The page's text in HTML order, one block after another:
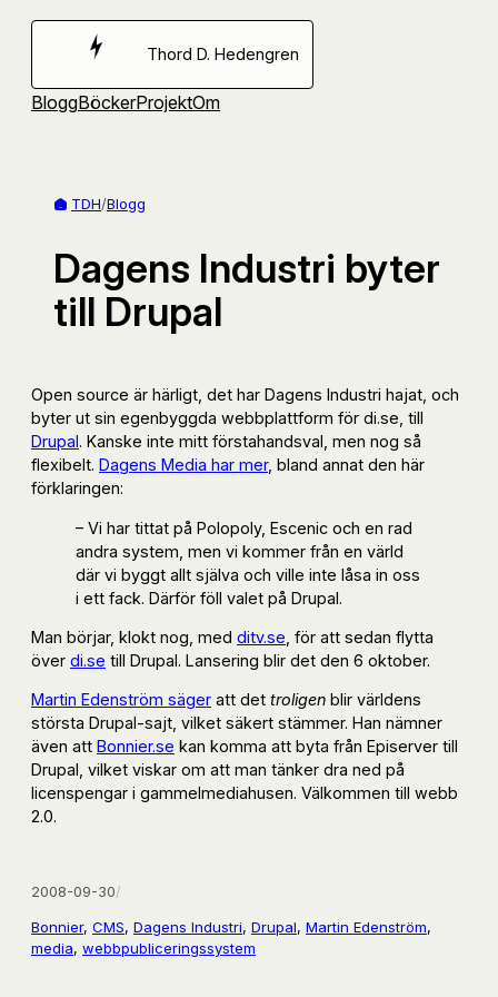
Hoppa
Thord D. Hedengren
BloggBöckerProjektOm
TDH/Blogg
Dagens Industri byter
till Drupal
Open source är härligt, det har Dagens Industri hajat, och
byter ut sin egenbyggda webbplattform för di.se, till
Drupal. Kanske inte mitt förstahandsval, men nog så
flexibelt. Dagens Media har mer, bland annat den här
förklaringen:
– Vi har tittat på Polopoly, Escenic och en rad
andra system, men vi kommer från en värld
där vi byggt allt själva och ville inte låsa in oss
i ett fack. Därför föll valet på Drupal.
Man börjar, klokt nog, med ditv.se , för att sedan flytta
över di.se till Drupal. Lansering blir det den 6 oktober.
Martin Edenström säger att det troligen blir världens
största Drupal-sajt, vilket säkert stämmer. Han nämner
även att Bonnier.se kan komma att byta från Episerver till
Drupal, vilket viskar om att man tänker dra ned på
licenspengar i gammelmediahusen. Välkommen till webb
2.0.
2008-09-30/
Bonnier, CMS, Dagens Industri, Drupal, Martin Edenström
media, webbpubliceringssystem